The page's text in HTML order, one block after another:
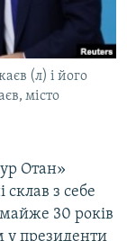
(л) і його
місто
Отан»
склав з себе
30 років
у президенти